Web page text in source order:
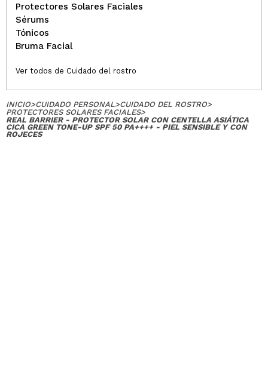
Protectores Solares Faciales
Sérums
Tónicos
Bruma Facial
Ver todos de Cuidado del rostro
INICIO>CUIDADO PERSONAL>CUIDADO DEL ROSTRO>
PROTECTORES SOLARES FACIALES>
REAL BARRIER - PROTECTOR SOLAR CON CENTELLA ASIÁTICA
CICA GREEN TONE-UP SPF 50 PA++++ - PIEL SENSIBLE Y CON
ROJECES